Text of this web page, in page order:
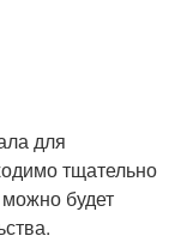
для
тщательно
можно будет